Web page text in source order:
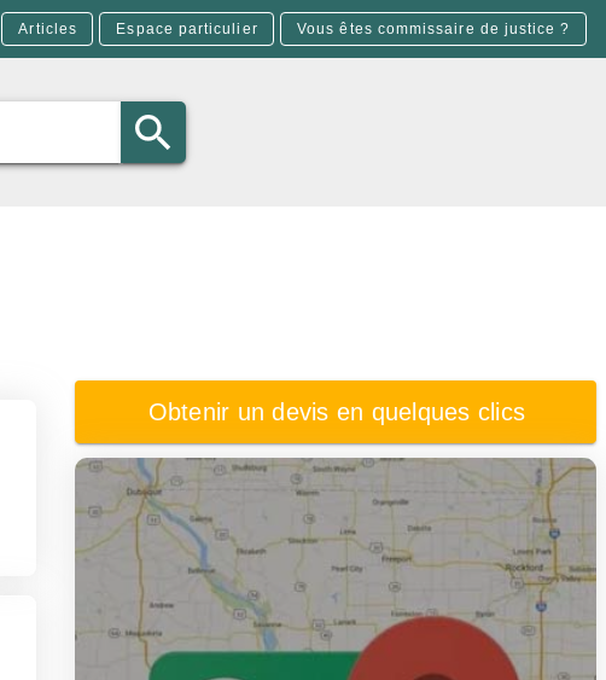
Articles Espace particulier Vous êtes commissaire de justice ?
Obtenir un devis en quelques clics